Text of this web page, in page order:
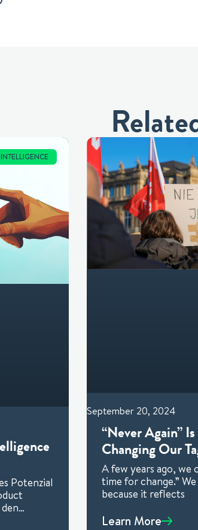
Potenzial
“Never Again”
Changing Our
A few years ago, we
time for change.”
because it reflects
Learn More
September 20, 2024